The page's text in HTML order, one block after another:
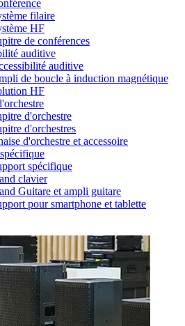
filaire
HF
de conférences
auditive
auditive
de boucle à induction magnétique
HF
d'orchestre
d'orchestres
d'orchestre et accessoire
spécifique
clavier
Guitare et ampli guitare
pour smartphone et tablette